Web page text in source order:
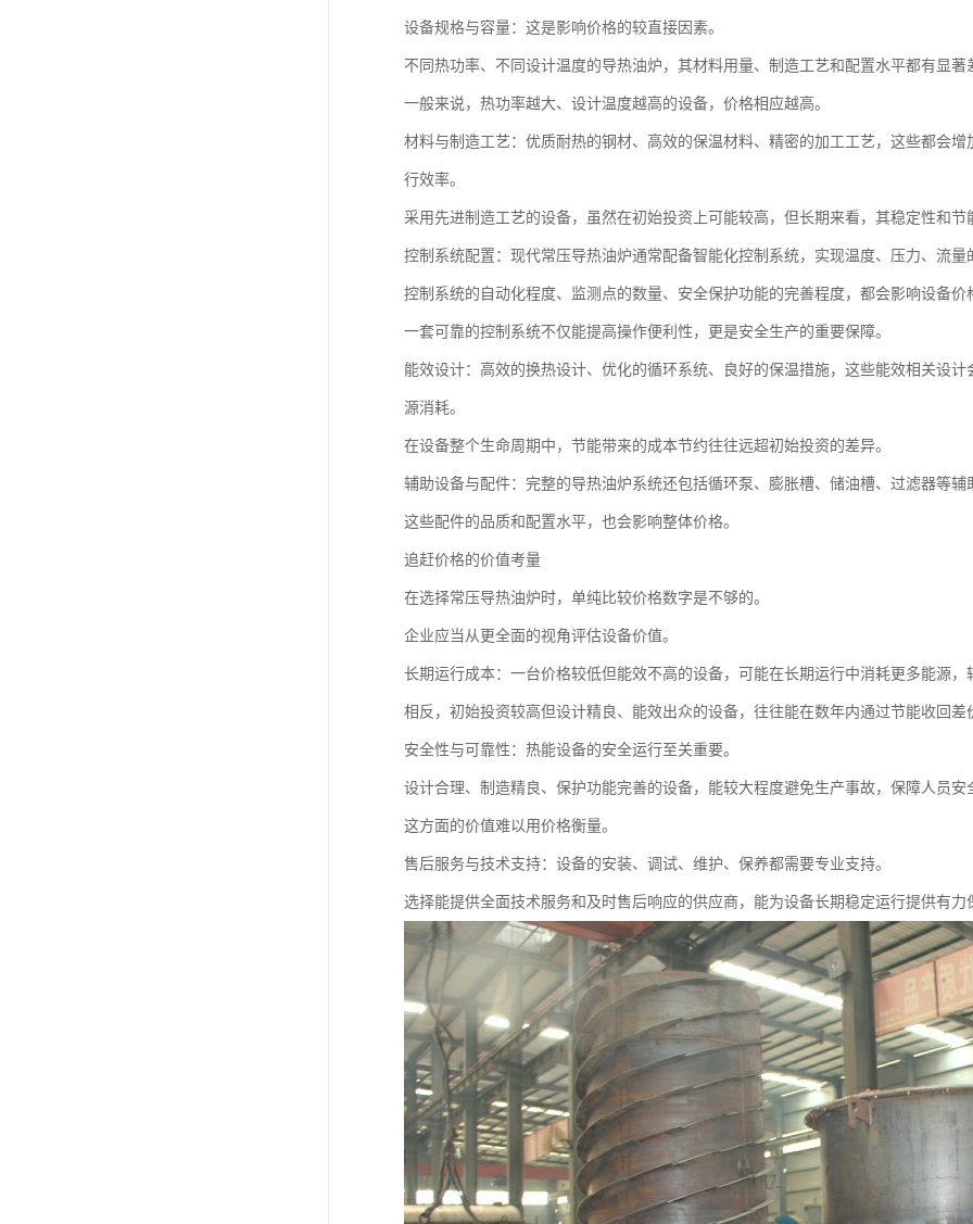
设备规格与容量：这是影响价格的较直接因素。
不同热功率、不同设计温度的导热油炉，其材料用量、制造工艺和配置水平都有显著
一般来说，热功率越大、设计温度越高的设备，价格相应越高。
材料与制造工艺：优质耐热的钢材、高效的保温材料、精密的加工工艺，这些都会
行效率。
采用先进制造工艺的设备，虽然在初始投资上可能较高，但长期来看，其稳定性和
控制系统配置：现代常压导热油炉通常配备智能化控制系统，实现温度、压力、流量
控制系统的自动化程度、监测点的数量、安全保护功能的完善程度，都会影响设备价
一套可靠的控制系统不仅能提高操作便利性，更是安全生产的重要保障。
能效设计：高效的换热设计、优化的循环系统、良好的保温措施，这些能效相关设
源消耗。
在设备整个生命周期中，节能带来的成本节约往往远超初始投资的差异。
辅助设备与配件：完整的导热油炉系统还包括循环泵、膨胀槽、储油槽、过滤器等辅
这些配件的品质和配置水平，也会影响整体价格。
追赶价格的价值考量
在选择常压导热油炉时，单纯比较价格数字是不够的。
企业应当从更全面的视角评估设备价值。
长期运行成本：一台价格较低但能效不高的设备，可能在长期运行中消耗更多能源，
相反，初始投资较高但设计精良、能效出众的设备，往往能在数年内通过节能收回差
安全性与可靠性：热能设备的安全运行至关重要。
设计合理、制造精良、保护功能完善的设备，能较大程度避免生产事故，保障人员安
这方面的价值难以用价格衡量。
售后服务与技术支持：设备的安装、调试、维护、保养都需要专业支持。
选择能提供全面技术服务和及时售后响应的供应商，能为设备长期稳定运行提供有力